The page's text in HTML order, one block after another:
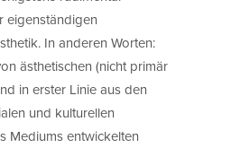
eigenständigen
In anderen Worten:
ästhetischen (nicht primär
in erster Linie aus den
und kulturellen
Mediums entwickelten